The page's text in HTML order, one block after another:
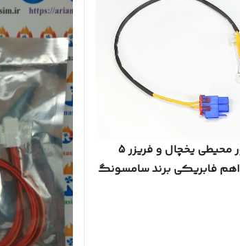
سنسور محیطی یخچال و فریزر 5
فابریکی برند سامسونگ